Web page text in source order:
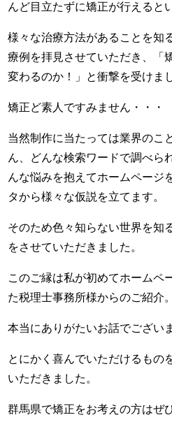
んど目立たずに矯正が行えると
様々な治療方法があることを知
療例を拝見させていただき、
変わるのか！」と衝撃を受けま
矯正ど素人ですみません・・・
当然制作に当たっては業界のこ
ん、どんな検索ワードで調べら
んな悩みを抱えてホームページ
タから様々な仮説を立てます。
そのため色々知らない世界を知
をさせていただきました。
このご縁は私が初めてホームペ
た税理士事務所様からのご紹介。
本当にありがたいお話でござい
とにかく喜んでいただけるもの
いただきました。
群馬県で矯正をお考えの方はぜ